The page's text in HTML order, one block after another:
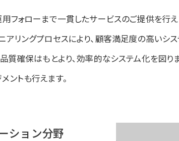
フォローまで一貫したサービスのご提供を行え
リングプロセスにより、顧客満足度の高いシ
質確保はもとより、効率的なシステム化を図りま
ントも行えます。
ション分野